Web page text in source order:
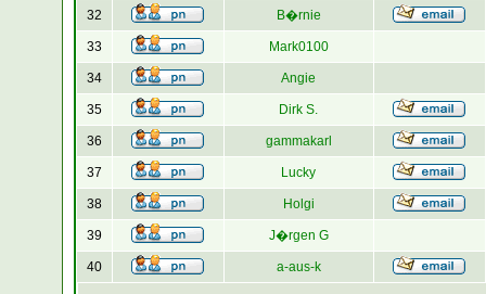
32 B�rnie
33 Mark0100
34 Angie
35 Dirk S.
36 gammakarl
37 Lucky
38 Holgi
39 J�rgen G
40 a-aus-k